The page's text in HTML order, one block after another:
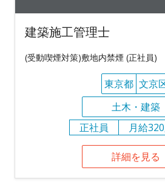
建築施工管理士
(受動喫煙対策)敷地内禁煙 (正社員)
東京都 文京
土木・建築
正社員
月給
詳細を見る